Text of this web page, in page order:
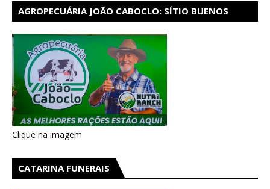
AGROPECUÁRIA JOÃO CABOCLO: SÍTIO BUENOS
Clique na imagem
CATARINA FUNERAIS